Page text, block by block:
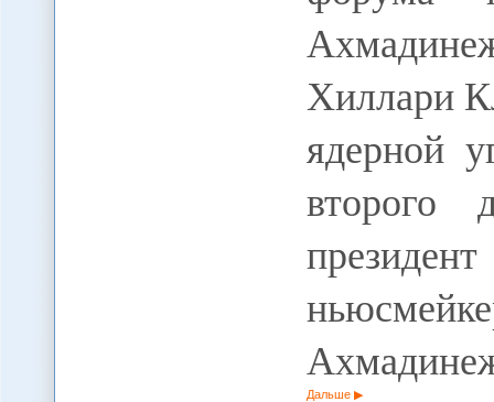
Хиллари
ядерной
второго
Дальше